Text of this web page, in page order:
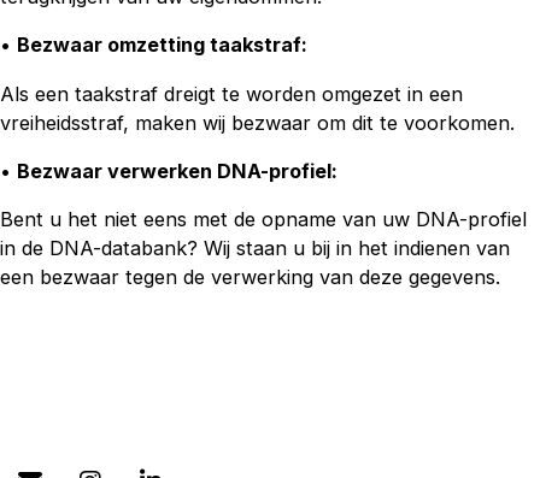
• Bezwaar omzetting taakstraf:
Als een taakstraf dreigt te worden omgezet in een
vreiheidsstraf, maken wij bezwaar om dit te voorkomen.
• Bezwaar verwerken DNA-profiel:
Bent u het niet eens met de opname van uw DNA-profiel
in de DNA-databank? Wij staan u bij in het indienen van
een bezwaar tegen de verwerking van deze gegevens.